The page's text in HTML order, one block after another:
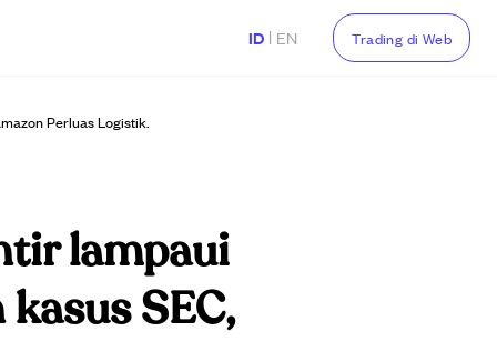
ID | EN Trading di Web
Perluas Logistik.
lampaui
SEC,